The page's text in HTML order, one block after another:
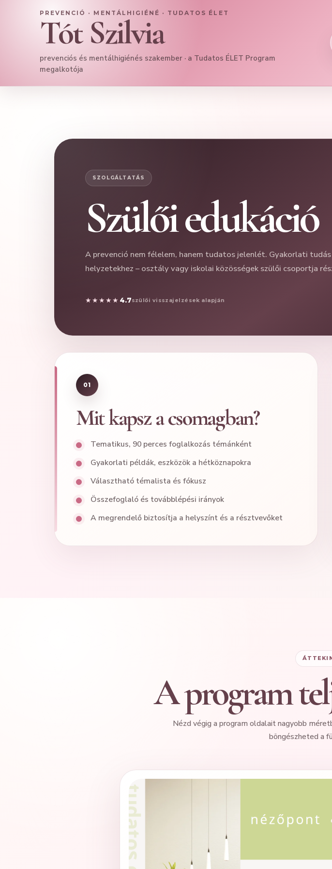
PREVENCIÓ · MENTÁLHIGIÉNÉ · TUDATOS ÉLET
Tót Szilvia
prevenciós és mentálhigiénés szakember · a Tudatos ÉLET Program
megalkotója
SZOLGÁLTATÁS
Szülői edukáció
A prevenció nem félelem, hanem tudatos jelenlét. Gyakorlati
helyzetekhez – osztály vagy iskolai közösségek szülői csoportja
★★★★★ 4.7szülői visszajelzések alapján
01
Mit kapsz a csomagban?
Tematikus, 90 perces foglalkozás témánként
Gyakorlati példák, eszközök a hétköznapokra
Választható témalista és fókusz
Összefoglaló és továbblépési irányok
A megrendelő biztosítja a helyszínt és a résztvevőket
A program
Nézd végig a program oldalait nagyobb
böngészheted a